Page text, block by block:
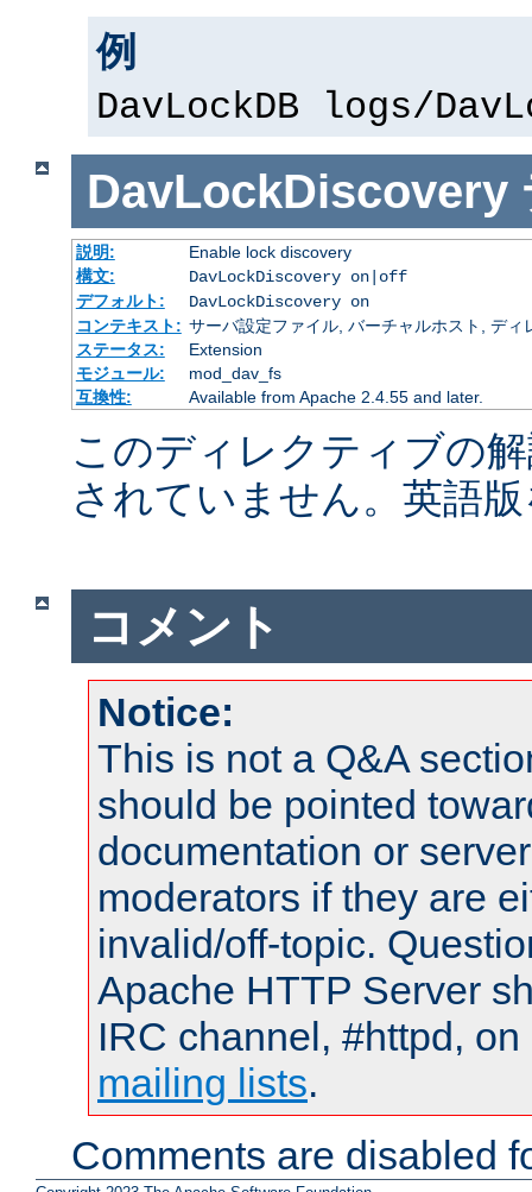
例
DavLockDB logs/
DavLockDiscovery
説明:
Enable lock discovery
構文:
DavLockDiscovery on|off
デフォルト:
DavLockDiscovery on
コンテキスト: サーバ設定ファイル, バーチャルホスト, ディ
ステータス:
Extension
モジュール:
mod_dav_fs
互換性:
Available from Apache 2.4.55 and later.
このディレクティブの
されていません。英語
コメント
Notice:
This is not a Q&A
should be pointed
documentation or
moderators if they are
invalid/off-topic.
Apache HTTP Server
IRC channel, #httpd,
mailing lists.
Comments are disabled